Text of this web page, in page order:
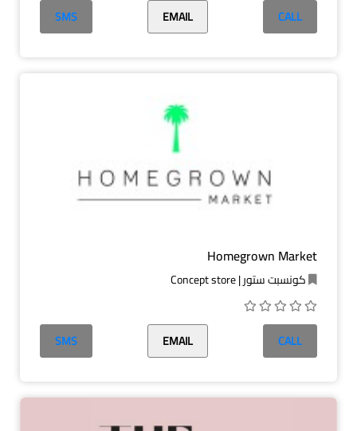
CALL
EMAIL
SMS
Homegrown Market
كونسبت ستور | Concept store
CALL
EMAIL
SMS